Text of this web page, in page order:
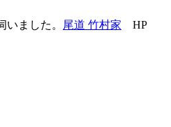
いました。 尾道 竹村家 HP